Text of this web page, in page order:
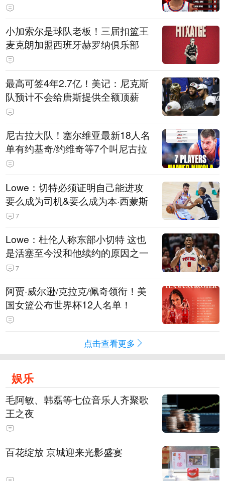
小加索尔是球队老板！三届扣篮王
麦克朗加盟西班牙赫罗纳俱乐部
最高可签4年2.7亿！美记：尼克斯
队预计不会给唐斯提供全额顶薪
尼古拉大队！塞尔维亚最新18人名
单有约基奇/约维奇等7个叫尼古拉
Lowe：切特必须证明自己能进攻
要么成为司机&要么成为本·西蒙斯
7
Lowe：杜伦人称东部小切特 这也
是活塞至今没和他续约的原因之一
7
阿贾·威尔逊/克拉克/佩奇领衔！美
国女篮公布世界杯12人名单！
点击查看更多
娱乐
毛阿敏、韩磊等七位音乐人齐聚歌
王之夜
百花绽放 京城迎来光影盛宴